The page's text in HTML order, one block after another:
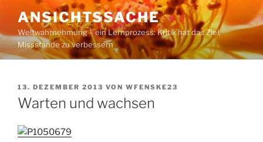
Inhalt
springen
ANSICHTSSACHE
Weltwahrnehmung – ein Lernprozess: Kritik hat das Ziel,
Missstände zu verbessern
VERÖFFENTLICHT
AM
13. DEZEMBER 2013 VON WFENSKE23
Warten und wachsen